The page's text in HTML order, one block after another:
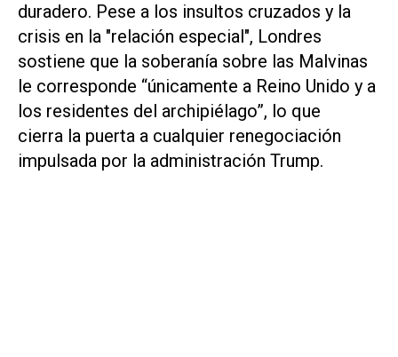
duradero. Pese a los insultos cruzados y la
crisis en la "relación especial", Londres
sostiene que la soberanía sobre las Malvinas
le corresponde “únicamente a Reino Unido y a
los residentes del archipiélago”, lo que
cierra la puerta a cualquier renegociación
impulsada por la administración Trump.